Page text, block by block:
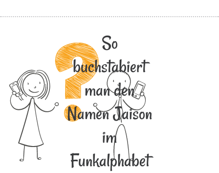
So
buchstabiert
man den
Namen Jaison
im
Funkalphabet